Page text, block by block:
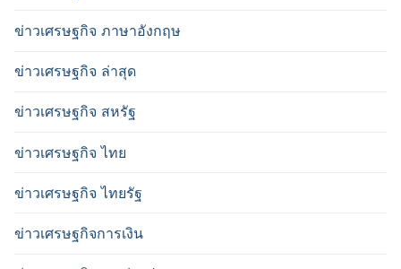
ข่าวเศรษฐกิจ ภาษาอังกฤษ
ข่าวเศรษฐกิจ ล่าสุด
ข่าวเศรษฐกิจ สหรัฐ
ข่าวเศรษฐกิจ ไทย
ข่าวเศรษฐกิจ ไทยรัฐ
ข่าวเศรษฐกิจการเงิน